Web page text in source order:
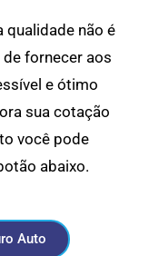
qualidade não é
fornecer aos
e ótimo
sua cotação
você pode
abaixo.
Auto